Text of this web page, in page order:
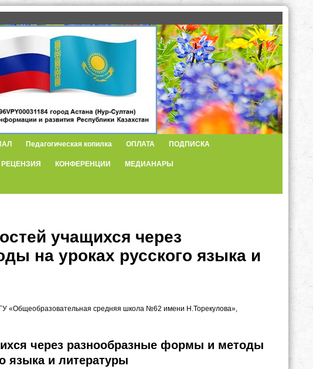
Педагогическая копилка ОПЛАТА ПОДПИСКА
РЕЦЕНЗИЯ КОНФЕРЕНЦИИ МЕДИАНАРЫ
учащихся через
на уроках русского языка и
«Общеобразовательная средняя школа №62 имени Н.Торекулова»,
через разнообразные формы и методы
языка и литературы